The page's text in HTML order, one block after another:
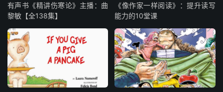
有声书《精讲伤寒论》主播：曲
黎敏【全138集】
《像作家一样阅读》：提升读写
能力的10堂课